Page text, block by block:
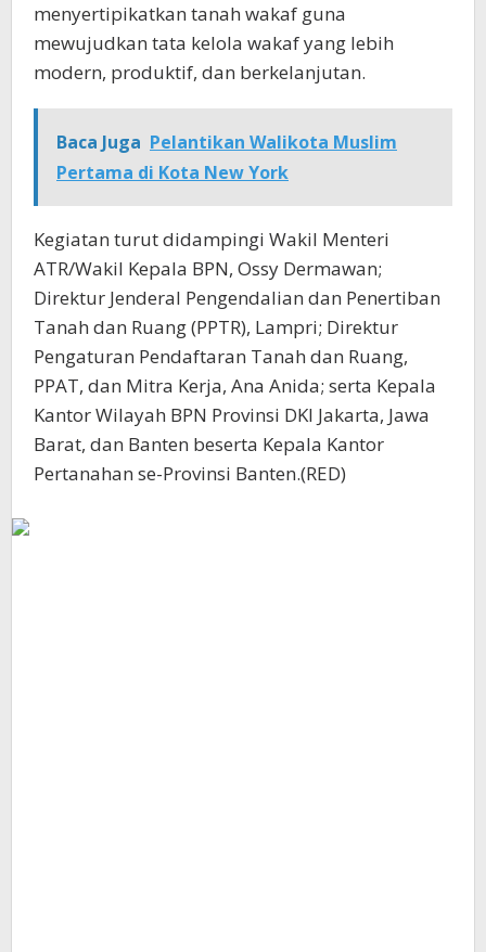
menyertipikatkan tanah wakaf guna
mewujudkan tata kelola wakaf yang lebih
modern, produktif, dan berkelanjutan.
Baca Juga Pelantikan Walikota Muslim
Pertama di Kota New York
Kegiatan turut didampingi Wakil Menteri
ATR/Wakil Kepala BPN, Ossy Dermawan;
Direktur Jenderal Pengendalian dan Penertiban
Tanah dan Ruang (PPTR), Lampri; Direktur
Pengaturan Pendaftaran Tanah dan Ruang,
PPAT, dan Mitra Kerja, Ana Anida; serta Kepala
Kantor Wilayah BPN Provinsi DKI Jakarta, Jawa
Barat, dan Banten beserta Kepala Kantor
Pertanahan se-Provinsi Banten.(RED)